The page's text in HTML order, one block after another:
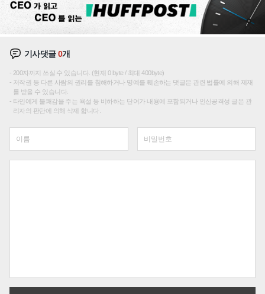
기사댓글0개
200자까지 쓰실 수 있습니다. (현재 0 byte / 최대 400byte)
저작권 등 다른 사람의 권리를 침해하거나 명예를 훼손하는 댓글은 관련 법률에 의해 제재
를 받을 수 있습니다.
타인에게 불쾌감을 주는 욕설 등 비하하는 단어가 내용에 포함되거나 인신공격성 글은 관
리자의 판단에 의해 삭제 합니다.